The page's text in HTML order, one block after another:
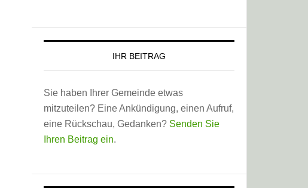
IHR BEITRAG
Sie haben Ihrer Gemeinde etwas
mitzuteilen? Eine Ankündigung, einen Aufruf,
eine Rückschau, Gedanken? Senden Sie
Ihren Beitrag ein.